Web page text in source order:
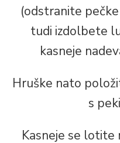
(odstranite
tudi izdolbete
kasneje
Hruške nato
s
Kasneje se lotite